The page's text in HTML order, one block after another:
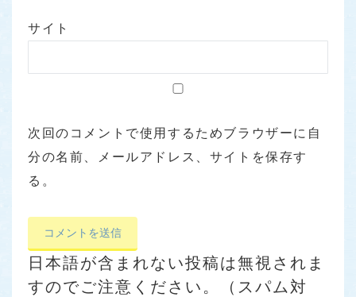
サイト
次回のコメントで使用するためブラウザーに自
分の名前、メールアドレス、サイトを保存す
る。
日本語が含まれない投稿は無視されま
すのでご注意ください。（スパム対